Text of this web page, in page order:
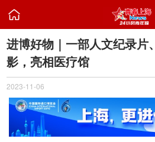

进博好物｜一部人文纪录片
影，亮相医疗馆
2023-11-06